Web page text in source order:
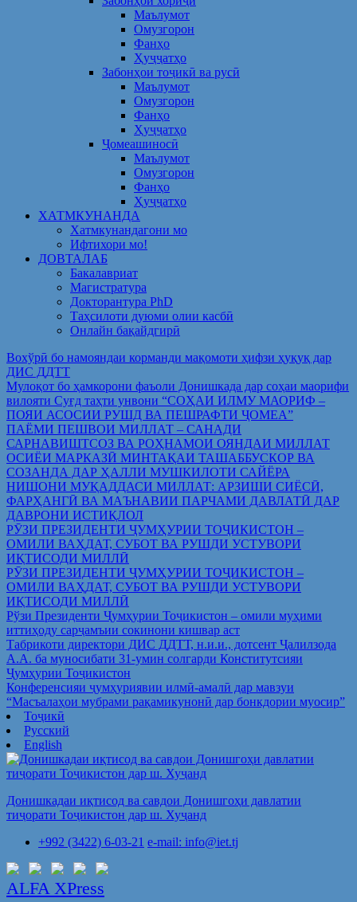
Маълумот
Омузгорон
Фанҳо
Ҳуҷҷатҳо
Забонҳои тоҷикӣ ва русӣ
Маълумот
Омузгорон
Фанҳо
Ҳуҷҷатҳо
Ҷомеашиносӣ
Маълумот
Омузгорон
Фанҳо
Ҳуҷҷатҳо
ХАТМКУНАНДА
Хатмкунандагони мо
Ифтихори мо!
ДОВТАЛАБ
Бакалавриат
Магистратура
Докторантура PhD
Таҳсилоти дуюми олии касбӣ
Онлайн бақайдгирӣ
Вохўрӣ бо намояндаи корманди мақомоти ҳифзи ҳуқуқ дар
ДИС ДДТТ
Мулоқот бо ҳамкорони фаъоли Донишкада дар соҳаи маорифи
вилояти Суғд таҳти унвони “СОҲАИ ИЛМУ МАОРИФ –
ПОЯИ АСОСИИ РУШД ВА ПЕШРАФТИ ҶОМЕА”
ПАЁМИ ПЕШВОИ МИЛЛАТ – САНАДИ
САРНАВИШТСОЗ ВА РОҲНАМОИ ОЯНДАИ МИЛЛАТ
ОСИЁИ МАРКАЗӢ МИНТАҚАИ ТАШАББУСКОР ВА
СОЗАНДА ДАР ҲАЛЛИ МУШКИЛОТИ САЙЁРА
НИШОНИ МУҚАДДАСИ МИЛЛАТ: АРЗИШИ СИЁСӢ,
ФАРҲАНГӢ ВА МАЪНАВИИ ПАРЧАМИ ДАВЛАТӢ ДАР
ДАВРОНИ ИСТИҚЛОЛ
РӮЗИ ПРЕЗИДЕНТИ ҶУМҲУРИИ ТОҶИКИСТОН –
ОМИЛИ ВАҲДАТ, СУБОТ ВА РУШДИ УСТУВОРИ
ИҚТИСОДИ МИЛЛӢ
РӮЗИ ПРЕЗИДЕНТИ ҶУМҲУРИИ ТОҶИКИСТОН –
ОМИЛИ ВАҲДАТ, СУБОТ ВА РУШДИ УСТУВОРИ
ИҚТИСОДИ МИЛЛӢ
Рўзи Президенти Ҷумҳурии Тоҷикистон – омили муҳими
иттиҳоду сарҷамъии сокинони кишвар аст
Табрикоти директори ДИС ДДТТ, н.и.и., дотсент Ҷалилзода
А.А. ба муносибати 31-умин солгарди Конститутсияи
Ҷумҳурии Тоҷикистон
Конференсияи ҷумҳуриявии илмӣ-амалӣ дар мавзуи
“Масъалаҳои мубрами рақамикунонӣ дар бонкдории муосир”
Тоҷикӣ
Русский
English
Донишкадаи иқтисод ва савдои Донишгоҳи давлатии
тиҷорати Тоҷикистон дар ш. Хуҷанд
+992 (3422) 6-03-21 e-mail: info@iet.tj
ALFA XPress